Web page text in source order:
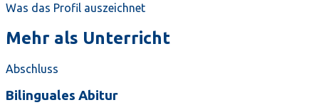
Was das Profil auszeichnet
Mehr als Unterricht
Abschluss
Bilinguales Abitur